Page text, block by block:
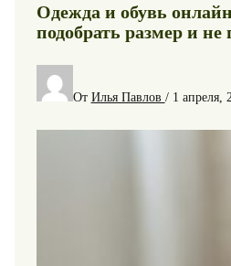
Одежда и обувь
подобрать размер и не
От Илья Павлов / 1 апреля,